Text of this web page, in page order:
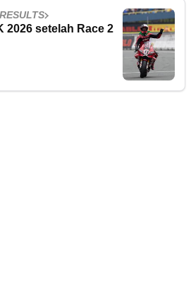
RESULTS
2026 setelah Race 2